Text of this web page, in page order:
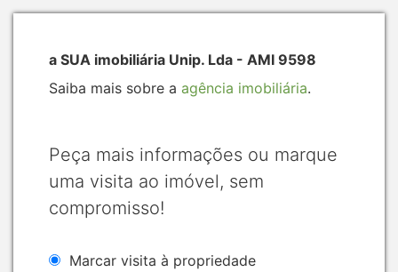
a SUA imobiliária Unip. Lda - AMI 9598
Saiba mais sobre a agência imobiliária.
Peça mais informações ou marque
uma visita ao imóvel, sem
compromisso!
Marcar visita à propriedade